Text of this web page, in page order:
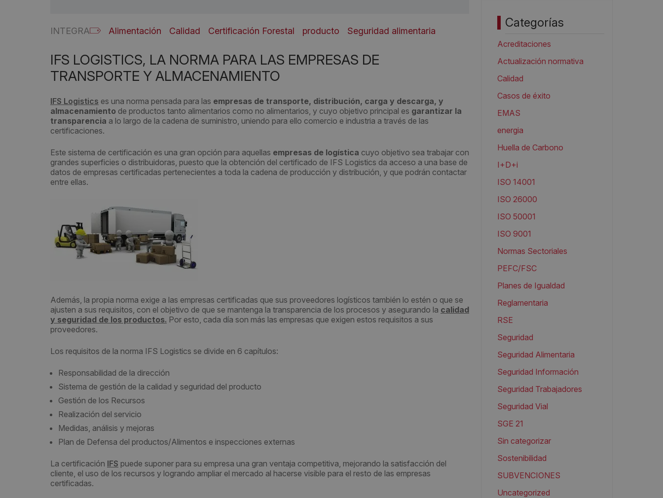
INTEGRA Alimentación Calidad Certificación Forestal producto Seguridad alimentaria
IFS LOGISTICS, LA NORMA PARA LAS EMPRESAS DE
TRANSPORTE Y ALMACENAMIENTO
IFS Logistics es una norma pensada para las empresas de transporte, distribución, carga y descarga, y
almacenamiento de productos tanto alimentarios como no alimentarios, y cuyo objetivo principal es garantizar la
transparencia a lo largo de la cadena de suministro, uniendo para ello comercio e industria a través de las
certificaciones.
Este sistema de certificación es una gran opción para aquellas empresas de logística cuyo objetivo sea trabajar con
grandes superficies o distribuidoras, puesto que la obtención del certificado de IFS Logistics da acceso a una base de
datos de empresas certificadas pertenecientes a toda la cadena de producción y distribución, y que podrán contactar
entre ellas.
Además, la propia norma exige a las empresas certificadas que sus proveedores logísticos también lo estén o que se
ajusten a sus requisitos, con el objetivo de que se mantenga la transparencia de los procesos y asegurando la calidad
y seguridad de los productos. Por esto, cada día son más las empresas que exigen estos requisitos a sus
proveedores.
Los requisitos de la norma IFS Logistics se divide en 6 capítulos:
Responsabilidad de la dirección
Sistema de gestión de la calidad y seguridad del producto
Gestión de los Recursos
Realización del servicio
Medidas, análisis y mejoras
Plan de Defensa del productos/Alimentos e inspecciones externas
La certificación IFS puede suponer para su empresa una gran ventaja competitiva, mejorando la satisfacción del
cliente, el uso de los recursos y logrando ampliar el mercado al hacerse visible para el resto de las empresas
certificadas.
Categorías
Acreditaciones
Actualización normativa
Calidad
Casos de éxito
EMAS
energia
Huella de Carbono
I+D+i
ISO 14001
ISO 26000
ISO 50001
ISO 9001
Normas Sectoriales
PEFC/FSC
Planes de Igualdad
Reglamentaria
RSE
Seguridad
Seguridad Alimentaria
Seguridad Información
Seguridad Trabajadores
Seguridad Vial
SGE 21
Sin categorizar
Sostenibilidad
SUBVENCIONES
Uncategorized